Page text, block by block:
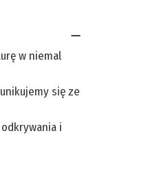
w niemal
się ze
i